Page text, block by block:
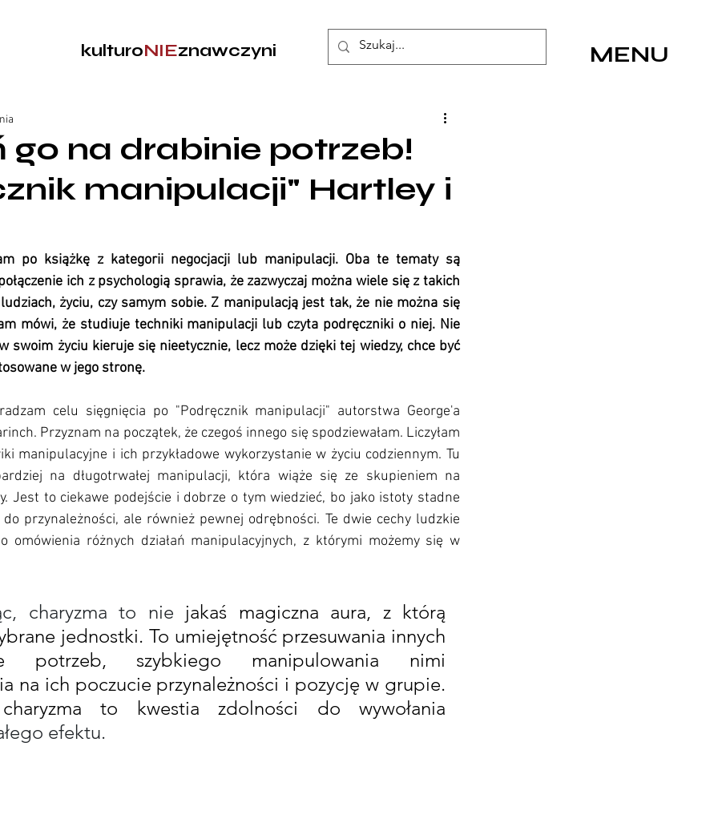
kulturoNIEznawczyni MENU
go na drabinie potrzeb!
manipulacji" Hartley i
po książkę z kategorii negocjacji lub manipulacji. Oba te tematy są
ich z psychologią sprawia, że zazwyczaj można wiele się z takich
życiu, czy samym sobie. Z manipulacją jest tak, że nie można się
mówi, że studiuje techniki manipulacji lub czyta podręczniki o niej. Nie
swoim życiu kieruje się nieetycznie, lecz może dzięki tej wiedzy, chce być
w jego stronę.
celu sięgnięcia po "Podręcznik manipulacji" autorstwa George'a
Przyznam na początek, że czegoś innego się spodziewałam. Liczyłam
manipulacyjne i ich przykładowe wykorzystanie w życiu codziennym. Tu
na długotrwałej manipulacji, która wiąże się ze skupieniem na
Jest to ciekawe podejście i dobrze o tym wiedzieć, bo jako istoty stadne
przynależności, ale również pewnej odrębności. Te dwie cechy ludzkie
omówienia różnych działań manipulacyjnych, z którymi możemy się w
charyzma to nie jakaś magiczna aura, z którą
jednostki. To umiejętność przesuwania innych
potrzeb, szybkiego manipulowania nimi
na ich poczucie przynależności i pozycję w grupie.
to kwestia zdolności do wywołania
efektu.